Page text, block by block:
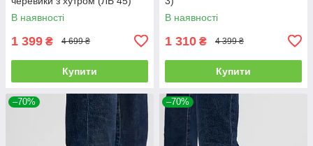
В наявності
1 399 ₴ 4 699 ₴
Купити
В наявності
1 310 ₴ 4 399 ₴
Купити
–70% –70%